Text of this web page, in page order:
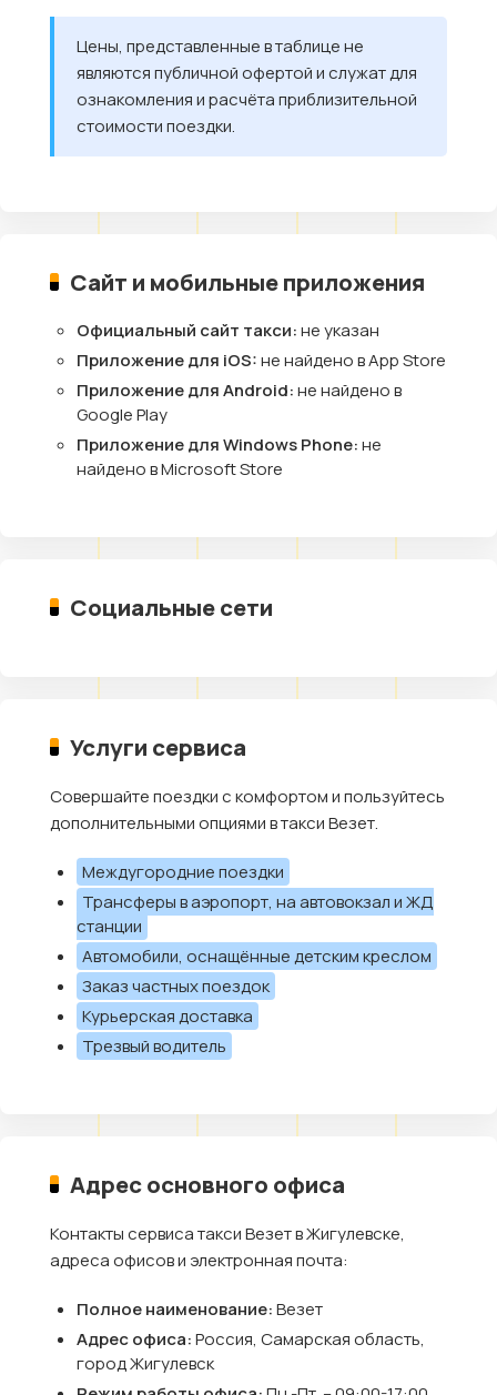
Цены, представленные в таблице не
являются публичной офертой и служат для
ознакомления и расчёта приблизительной
стоимости поездки.
Сайт и мобильные приложения
Официальный сайт такси:не указан
Приложение для iOS:не найдено в App Store
Приложение для Android:не найдено в
Google Play
Приложение для Windows Phone:не
найдено в Microsoft Store
Социальные сети
Услуги сервиса
Совершайте поездки с комфортом и пользуйтесь
дополнительными опциями в такси Везет.
Междугородние поездки
Трансферы в аэропорт, на автовокзал и ЖД
станции
Автомобили, оснащённые детским креслом
Заказ частных поездок
Курьерская доставка
Трезвый водитель
Адрес основного офиса
Контакты сервиса такси Везет в Жигулевске,
адреса офисов и электронная почта:
Полное наименование:Везет
Адрес офиса:Россия, Самарская область,
город Жигулевск